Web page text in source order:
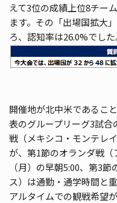
えて3位の成績上位8チー
ます。その「出場国拡大
ろ、認知率は26.0%でした
開催地が北中米であるこ
表のグループリーグ3試
戦（メキシコ・モンテレ
が、第1節のオランダ戦
（月）の早朝5:00、第3
ス）は通勤・通学時間と
アルタイムでの観戦希望